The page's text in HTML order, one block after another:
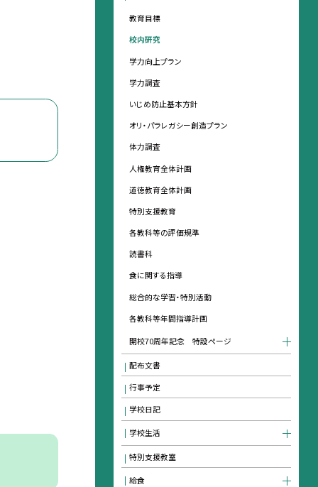
教育目標
校内研究
学力向上プラン
学力調査
いじめ防止基本方針
オリ・パラレガシー創造プラン
体力調査
人権教育全体計画
道徳教育全体計画
特別支援教育
各教科等の評価規準
読書科
食に関する指導
総合的な学習・特別活動
各教科等年間指導計画
開校70周年記念 特設ページ
配布文書
行事予定
学校日記
学校生活
特別支援教室
給食